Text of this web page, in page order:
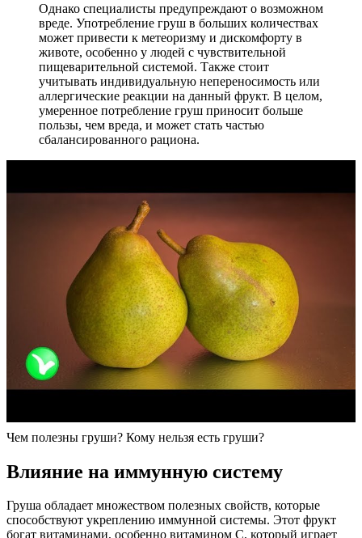
Однако специалисты предупреждают о возможном
вреде. Употребление груш в больших количествах
может привести к метеоризму и дискомфорту в
животе, особенно у людей с чувствительной
пищеварительной системой. Также стоит
учитывать индивидуальную непереносимость или
аллергические реакции на данный фрукт. В целом,
умеренное потребление груш приносит больше
пользы, чем вреда, и может стать частью
сбалансированного рациона.
Чем полезны груши? Кому нельзя есть груши?
Влияние на иммунную систему
Груша обладает множеством полезных свойств, которые
способствуют укреплению иммунной системы. Этот фрукт
богат витаминами, особенно витамином C, который играет